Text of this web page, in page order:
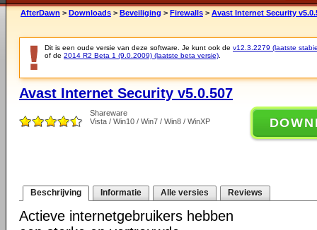
AfterDawn > Downloads > Beveiliging > Firewalls > Avast Internet Security
Dit is een oude versie van deze software. Je kunt ook de v12.3.2279 (laatste
of de 2014 R2 Beta 1 (9.0.2009) (laatste beta versie)
Avast Internet Security v5.0.507
Shareware
Vista / Win10 / Win7 / Win8 / WinXP
Beschrijving Informatie Alle versies Reviews
Actieve internetgebruikers hebben